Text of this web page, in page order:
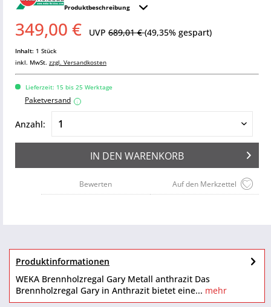
Produktbeschreibung
349,00 € UVP 689,01 €(49,35% gespart)
Inhalt: 1 Stück
inkl. MwSt. zzgl. Versandkosten
Lieferzeit: 15 bis 25 Werktage
Paketversand i
Anzahl:
IN DEN WARENKORB
Auf den Merkzettel
Bewerten
Produktinformationen
WEKA Brennholzregal Gary Metall anthrazit Das
Brennholzregal Gary in Anthrazit bietet eine... mehr